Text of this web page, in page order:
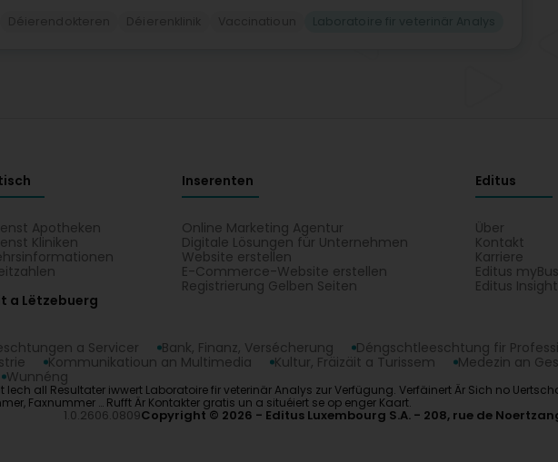
Apotheken
Kliniken
Inserenten
Online Marketing Agentur
Digitale Lösungen für Unternehmen
Website erstellen
E-Commerce-Website erstellen
Registrierung Gelben Seiten
Editus
Über
Kontakt
Karriere
Editus
Editus Insight
a Lëtzebuerg
a Servicer Bank, Finanz, Versécherung Déngschtleeschtung fir
Kommunikatioun an Multimedia Kultur, Fräizäit a Turissem Medezin an
Wunnéng
Iech all Resultater iwwert Laboratoire fir veterinär Analys zur Verfügung. Verfäinert Är Sich no
Faxnummer … Rufft Är Kontakter gratis un a situéiert se op enger Kaart.
1.0.2606.0809Copyright © 2026 Editus Luxembourg S.A. 208, rue de